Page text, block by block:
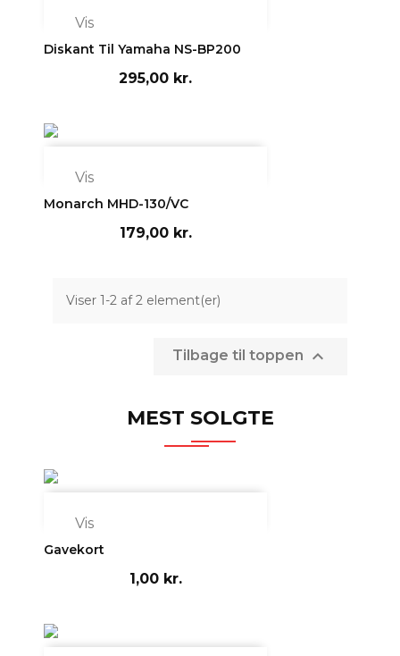
Vis
Diskant Til Yamaha NS-BP200
295,00 kr.
Vis
Monarch MHD-130/VC
179,00 kr.
Viser 1-2 af 2 element(er)
Tilbage til toppen 
MEST SOLGTE
Vis
Gavekort
1,00 kr.